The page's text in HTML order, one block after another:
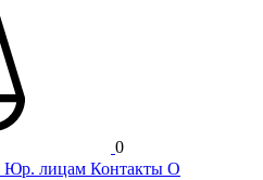
0
Юр. лицам Контакты О